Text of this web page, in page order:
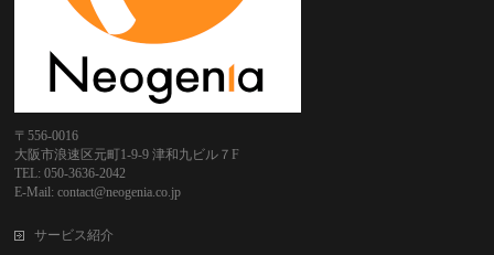
〒556-0016
大阪市浪速区元町1-9-9 津和九ビル７F
TEL: 050-3636-2042
E-Mail: contact@neogenia.co.jp
サービス紹介